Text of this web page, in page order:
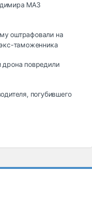
МАЗ
оштрафовали на
таможенника
дрона повредили
погубившего